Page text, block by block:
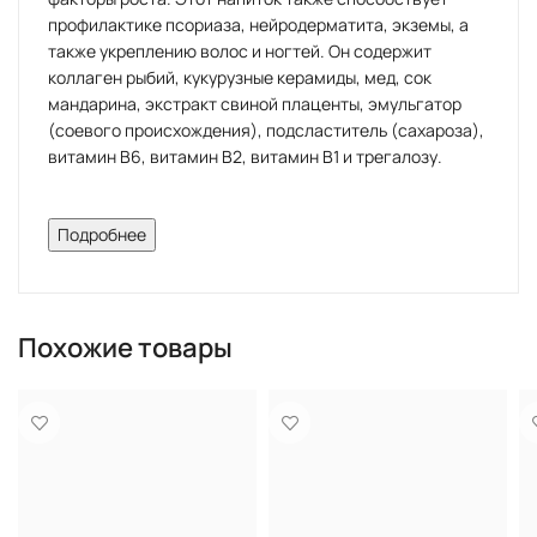
профилактике псориаза, нейродерматита, экземы, а
также укреплению волос и ногтей. Он содержит
коллаген рыбий, кукурузные керамиды, мед, сок
мандарина, экстракт свиной плаценты, эмульгатор
(соевого происхождения), подсластитель (сахароза),
витамин B6, витамин В2, витамин В1 и трегалозу.
НАПИТОК БЕЗАЛКОГОЛЬНЫЙ
КОНЦЕНТРИРОВАННЫЙ НА
КОЛЛАГЕНА И ПЛАЦЕНТЫ С
ВИТАМИНОМ С + URESHINO
Подробнее
Похожие товары